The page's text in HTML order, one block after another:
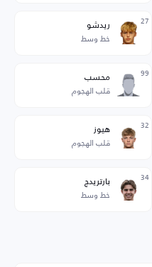
27 ريدشو
خط وسط
99 محسب
قلب الهجوم
32 هيوز
قلب الهجوم
34 بارتريدج
خط وسط